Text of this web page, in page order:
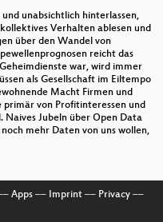
2
2.0 Anwendungen
unabsichtlich hinterlassen,
Verhalten ablesen und
über den Wandel von
reicht das
war, wird immer
als Gesellschaft im Eiltempo
Macht Firmen und
primär von Profitinteressen und
Naives Jubeln über Open Data
mehr Daten von uns wollen,
Apps–– Imprint–– Privacy––